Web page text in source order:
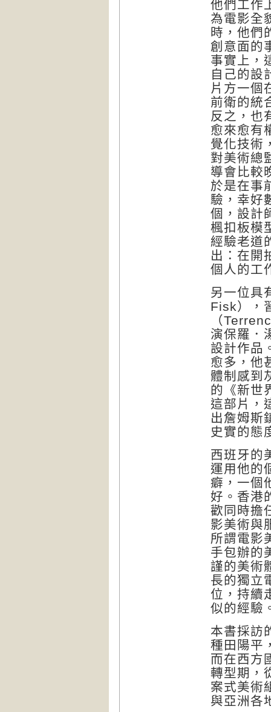
他們工作
為電影全
時，他們
創意面的
事實上，
自己的設
片方一個
前衛的統
反之，也
愈來愈有
覺化技術
對美術總
導會比較
於是在事
驗，幸好
個，設計
楓扣板模
經驗老道
出：在開
個人的工
另一位具
Fisk），
（
演保羅．
設計作品
愈多，他
體制感到
的《新世
這部片，
出詹姆斯
史實的態
西班牙的
運用他的
癖，一個
好。香港
歡同時擔
影美術與
所謂電影
手包辦的
謹的美
長的獨立
位，持續
似的經驗
本書採訪
種田陽平
而在西方
轉型期，
案式美術
與亞洲各